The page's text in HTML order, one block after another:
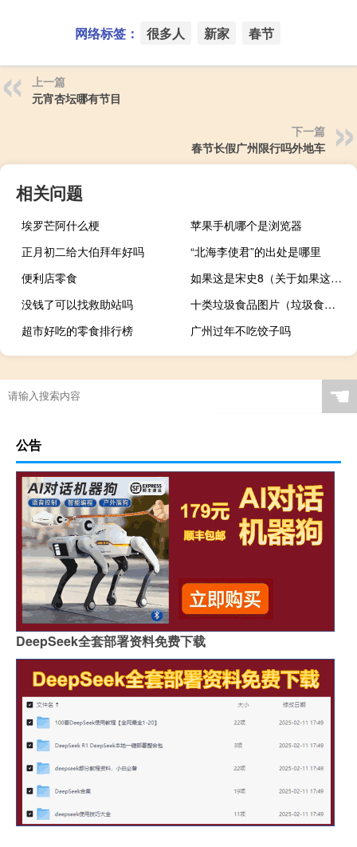
网络标签： 很多人 新家 春节
上一篇
元宵杏坛哪有节目
下一篇
春节长假广州限行吗外地车
相关问题
埃罗芒阿什么梗
苹果手机哪个是浏览器
正月初二给大伯拜年好吗
“北海李使君”的出处是哪里
便利店零食
如果这是宋史8（关于如果这是宋史8的介绍）
没钱了可以找救助站吗
十类垃圾食品图片（垃圾食品图片）
超市好吃的零食排行榜
广州过年不吃饺子吗
☚
公告
DeepSeek全套部署资料免费下载